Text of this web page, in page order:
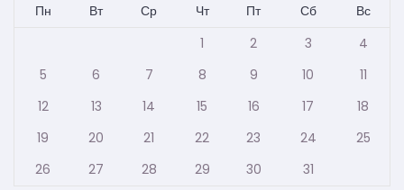
Пн
Вт Ср Чт Пт Сб
Вс
1
2 3
4
5
6 7 8 9 10
11
12
13 14 15 16 17
18
19
20 21 22 23 24
25
26
27 28 29 30 31